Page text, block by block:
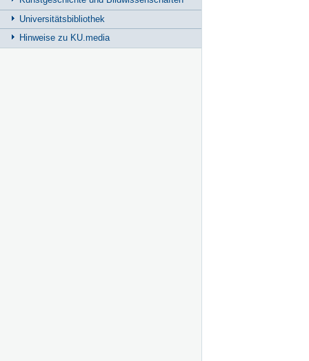
Universitätsbibliothek
Hinweise zu KU.media